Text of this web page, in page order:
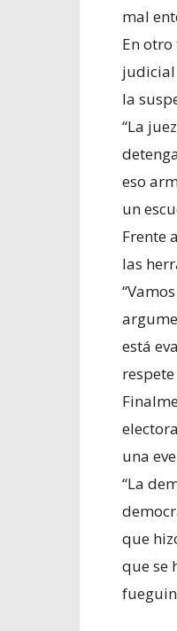
mal
En
judicial
la
“La
eso
un
Frente
las
está
una
“La
que
que se